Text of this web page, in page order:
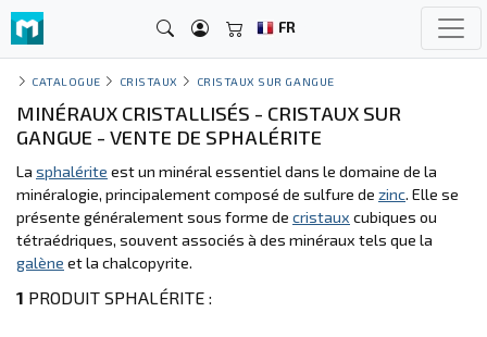
FR
CATALOGUE CRISTAUX CRISTAUX SUR GANGUE
MINÉRAUX CRISTALLISÉS - CRISTAUX SUR
GANGUE - VENTE DE SPHALÉRITE
La sphalérite est un minéral essentiel dans le domaine de la
minéralogie, principalement composé de sulfure de zinc. Elle se
présente généralement sous forme de cristaux cubiques ou
tétraédriques, souvent associés à des minéraux tels que la
galène et la chalcopyrite.
1 PRODUIT SPHALÉRITE :